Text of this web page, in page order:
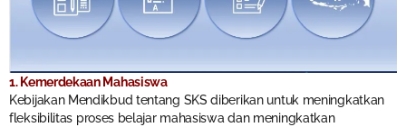
1. Kemerdekaan Mahasiswa
Kebijakan Mendikbud tentang SKS diberikan untuk meningkatkan
fleksibilitas proses belajar mahasiswa dan meningkatkan